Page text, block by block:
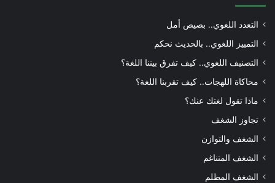
التعدد اللغوي.. بصيص أمل
التمييز اللغوي.. بالحديث نحكم
التصنيف اللغوي.. كيف تفرق بيننا اللغة؟
محاكاة اللهجات.. كيف تقربنا اللغة؟
ماذا تقول لغتك عنك؟
تجاوز الشغف
الشغف والتوازن
الشغف المتناغم
الشغف المظلم